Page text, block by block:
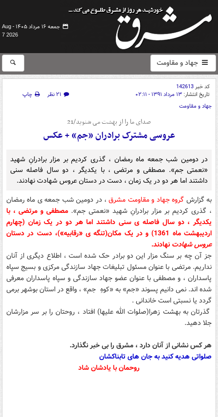
جمعه ۱۶ مرداد ۱۴۰۵ -
Aug
7 2026
جهاد و مقاومت
کد خبر142613
تاریخ انتشار: ۱۳ مرداد ۱۳۹۱ - ۰۲:۱۱ ۲۱ نظر
چاپ
جهاد و مقاومت
صدای ما را از بهشت می شنوید/21
عروسی مشترک برادران «جم» + عکس
در دومین شب جمعه ماه رمضان ، گذری کردیم بر مزار برادرانِ شهید
«نعمتی جم». مصطفی و مرتضی ، با یکدیگر ، دو سال فاصله سنی
داشتند اما هر دو در یک زمان ، دست در دستان عروس شهادت نهادند.
به گزارش گروه جهاد و مقاومت مشرق، در دومین شب جمعه ی ماه رمضان
، گذری کردیم بر مزار برادرانِ شهید «نعمتی جم». مصطفی و مرتضی ، با
یکدیگر ، دو سال فاصله ی سنی داشتند اما هر دو در یک زمان (چهارم
اردیبهشت ماه 1361) و در یک مکان(تنگه ی «رقابیه»)، دست در دستان
عروس شهادت نهادند.
جز آن چه بر سنگ مزار این دو برادر حک شده است ، اطلاع دیگری از آنان
نداریم. مرتضی با عنوان مسئول تبلیغات جهاد سازندگی مرکزی و بسیج سپاه
پاسداران ، و مصطفی با عنوان عضو جهاد سازندگی و سپاه پاسداران معرفی
شده اند. نمی دانیم پسوند «جم» به «کوهِ جم» ، واقع در استان بوشهر برمی
گردد یا نسبتی است خاندانی .
گذرتان به بهشت زهرا(صلوات الله علیها) افتاد ، روحتان را بر سر مزارشان
جلا دهید.
هر کس نشانی از آنان دارد ، مشرق را بی خبر نگذارد.
صلواتی هدیه کنید به جان های تابناکشان
روحمان با یادشان شاد